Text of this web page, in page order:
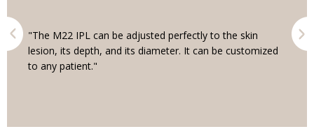
"The M22 IPL can be adjusted perfectly to the skin
lesion, its depth, and its diameter. It can be customized
to any patient."